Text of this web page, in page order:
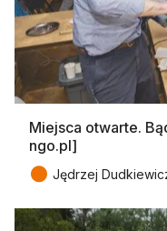
Miejsca otwarte.
ngo.pl]
● Jędrzej